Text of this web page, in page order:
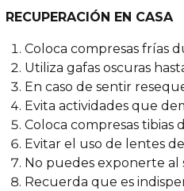
RECUPERACIÓN EN CASA
Coloca compresas frías
Utiliza gafas oscuras
En caso de sentir
Evita actividades que
Coloca compresas
Evitar el uso de lentes
No puedes exponerte
Recuerda que es